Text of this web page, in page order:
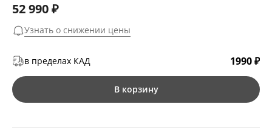
52 990 ₽
Узнать о снижении цены
в пределах КАД 1990 ₽
В корзину